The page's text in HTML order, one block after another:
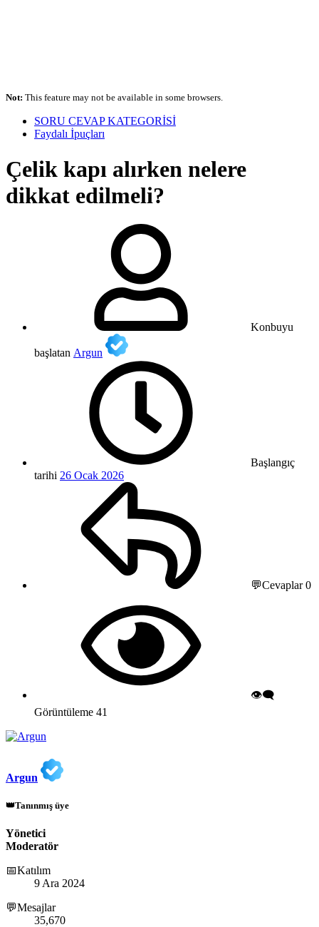
Not: This feature may not be available in some browsers.
SORU CEVAP KATEGORİSİ
Faydalı İpuçları
Çelik kapı alırken nelere
dikkat edilmeli?
Konbuyu
başlatan Argun
Başlangıç
tarihi 26 Ocak 2026
💬Cevaplar0
👁️‍🗨️
Görüntüleme 41
Argun
👑Tanınmış üye
Yönetici
Moderatör
📅Katılım
9 Ara 2024
💬Mesajlar
35,670